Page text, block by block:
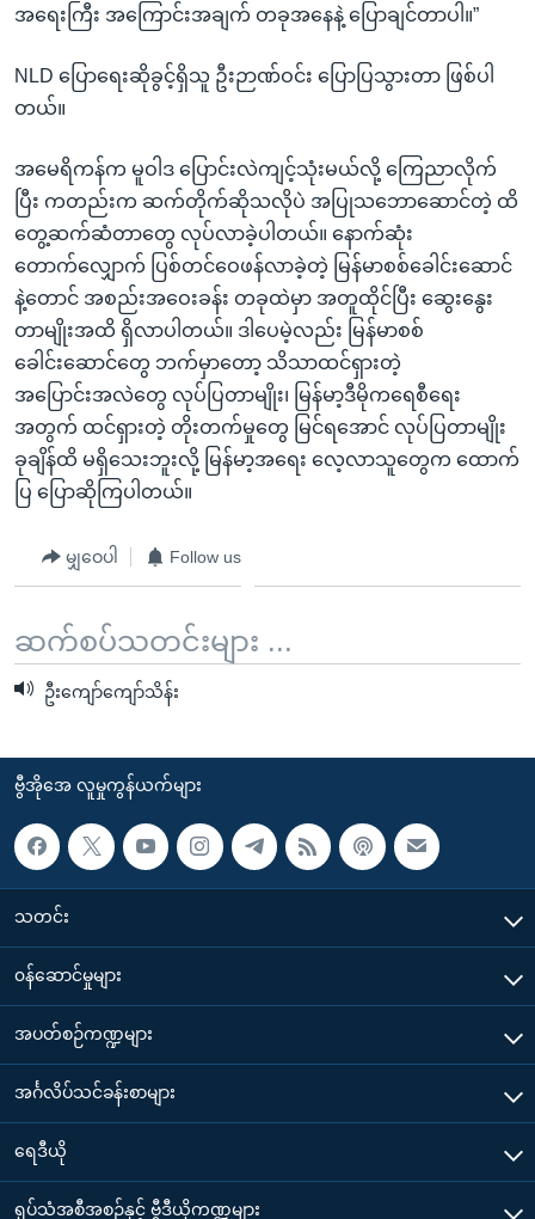
အရေးကြီး အကြောင်းအချက် တခုအနေနဲ့ ပြောချင်တာပါ။”
NLD ပြောရေးဆိုခွင့်ရှိသူ ဦးဉာဏ်ဝင်း ပြောပြသွားတာ ဖြစ်ပါ
တယ်။
အမေရိကန်က မူဝါဒ ပြောင်းလဲကျင့်သုံးမယ်လို့ ကြေညာလိုက်
ပြီး ကတည်းက ဆက်တိုက်ဆိုသလိုပဲ အပြုသဘောဆောင်တဲ့ ထိ
တွေ့ဆက်ဆံတာတွေ လုပ်လာခဲ့ပါတယ်။ နောက်ဆုံး
တောက်လျှောက် ပြစ်တင်ဝေဖန်လာခဲ့တဲ့ မြန်မာစစ်ခေါင်းဆောင်
နဲ့တောင် အစည်းအဝေးခန်း တခုထဲမှာ အတူထိုင်ပြီး ဆွေးနွေး
တာမျိုးအထိ ရှိလာပါတယ်။ ဒါပေမဲ့လည်း မြန်မာစစ်
ခေါင်းဆောင်တွေ ဘက်မှာတော့ သိသာထင်ရှားတဲ့
အပြောင်းအလဲတွေ လုပ်ပြတာမျိုး၊ မြန်မာ့ဒီမိုကရေစီရေး
အတွက် ထင်ရှားတဲ့ တိုးတက်မှုတွေ မြင်ရအောင် လုပ်ပြတာမျိုး
ခုချိန်ထိ မရှိသေးဘူးလို့ မြန်မာ့အရေး လေ့လာသူတွေက ထောက်
ပြ ပြောဆိုကြပါတယ်။
မျှဝေပါ Follow us
ဆက်စပ်သတင်းများ ...
ဦးကျော်ကျော်သိန်း
ဗွီအိုအေ လူမှုကွန်ယက်များ
သတင်း
၀န်ဆောင်မှုများ
အပတ်စဉ်ကဏ္ဍများ
အင်္ဂလိပ်သင်ခန်းစာများ
ရေဒီယို
ရုပ်သံအစီအစဉ်နှင့် ဗွီဒီယိုကဏ္ဍများ